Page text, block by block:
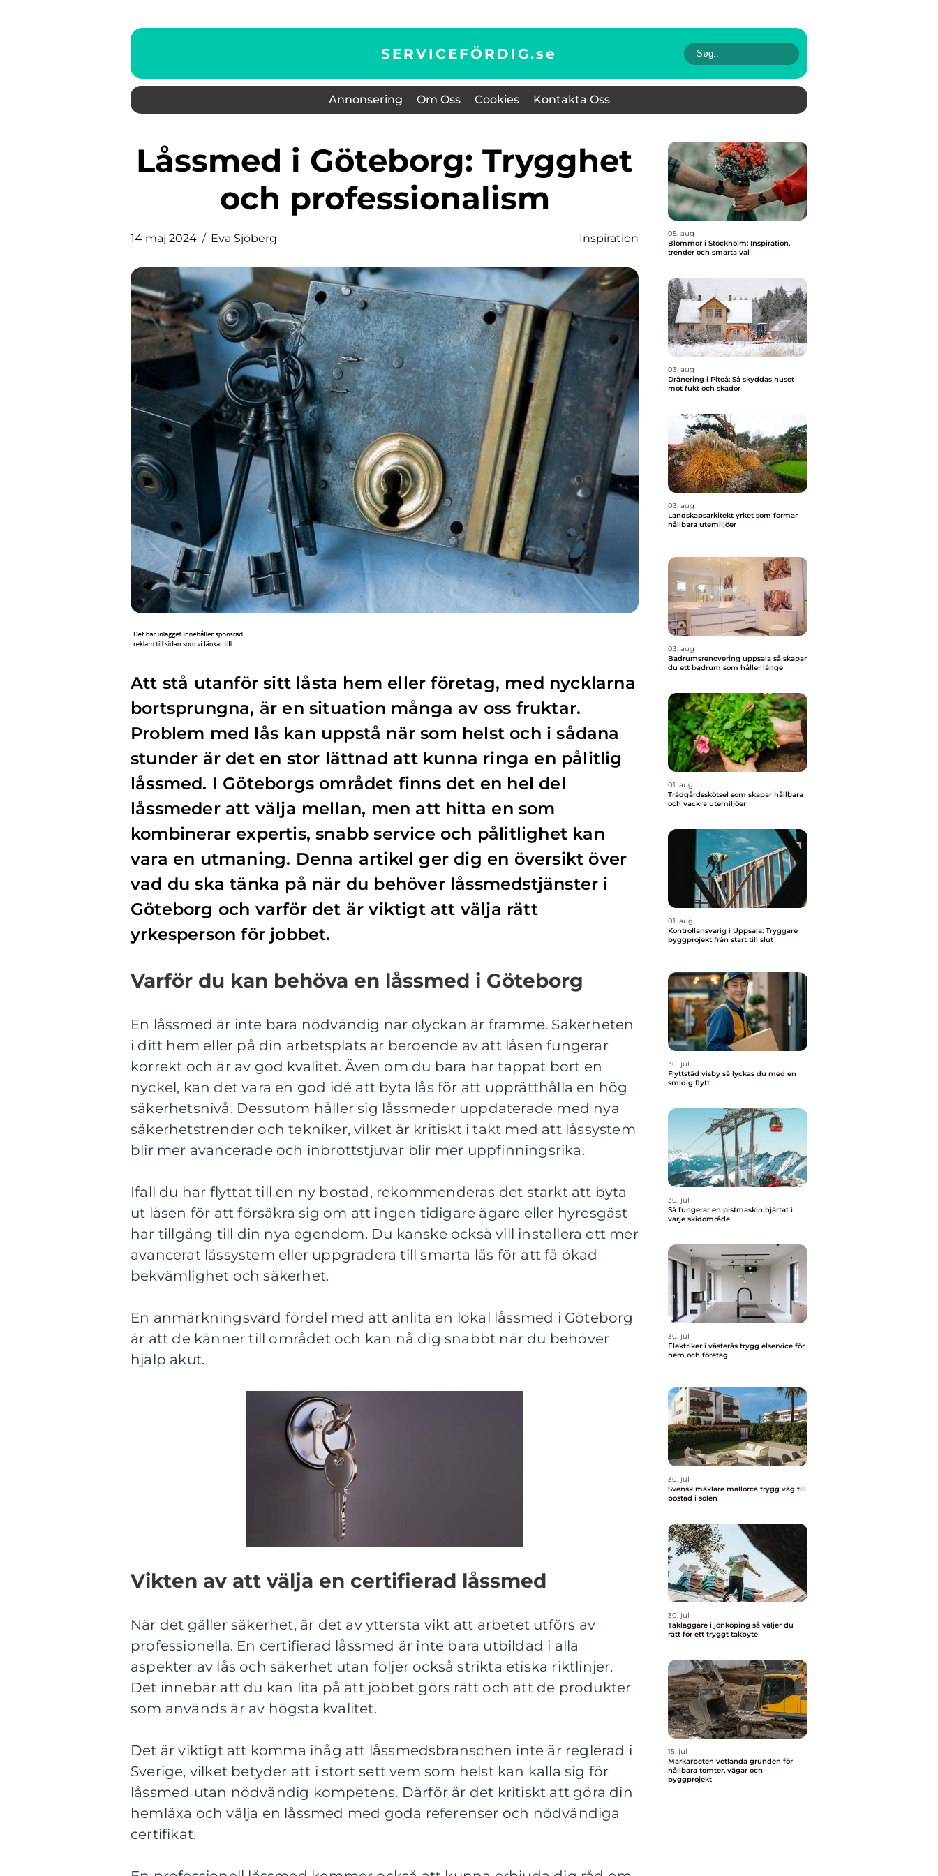
SERVICEFÖRDIG.se
Annonsering Om Oss Cookies Kontakta Oss
Låssmed i Göteborg: Trygghet
och professionalism
14 maj 2024 Eva Sjöberg Inspiration
Att stå utanför sitt låsta hem eller företag, med nycklarna
bortsprungna, är en situation många av oss fruktar.
Problem med lås kan uppstå när som helst och i sådana
stunder är det en stor lättnad att kunna ringa en pålitlig
låssmed. I Göteborgs området finns det en hel del
låssmeder att välja mellan, men att hitta en som
kombinerar expertis, snabb service och pålitlighet kan
vara en utmaning. Denna artikel ger dig en översikt över
vad du ska tänka på när du behöver låssmedstjänster i
Göteborg och varför det är viktigt att välja rätt
yrkesperson för jobbet.
Varför du kan behöva en låssmed i Göteborg
En låssmed är inte bara nödvändig när olyckan är framme. Säkerheten
i ditt hem eller på din arbetsplats är beroende av att låsen fungerar
korrekt och är av god kvalitet. Även om du bara har tappat bort en
nyckel, kan det vara en god idé att byta lås för att upprätthålla en hög
säkerhetsnivå. Dessutom håller sig låssmeder uppdaterade med nya
säkerhetstrender och tekniker, vilket är kritiskt i takt med att låssystem
blir mer avancerade och inbrottstjuvar blir mer uppfinningsrika.
Ifall du har flyttat till en ny bostad, rekommenderas det starkt att byta
ut låsen för att försäkra sig om att ingen tidigare ägare eller hyresgäst
har tillgång till din nya egendom. Du kanske också vill installera ett mer
avancerat låssystem eller uppgradera till smarta lås för att få ökad
bekvämlighet och säkerhet.
En anmärkningsvärd fördel med att anlita en lokal låssmed i Göteborg
är att de känner till området och kan nå dig snabbt när du behöver
hjälp akut.
Vikten av att välja en certifierad låssmed
När det gäller säkerhet, är det av yttersta vikt att arbetet utförs av
professionella. En certifierad låssmed är inte bara utbildad i alla
aspekter av lås och säkerhet utan följer också strikta etiska riktlinjer.
Det innebär att du kan lita på att jobbet görs rätt och att de produkter
som används är av högsta kvalitet.
Det är viktigt att komma ihåg att låssmedsbranschen inte är reglerad i
Sverige, vilket betyder att i stort sett vem som helst kan kalla sig för
låssmed utan nödvändig kompetens. Därför är det kritiskt att göra din
hemläxa och välja en låssmed med goda referenser och nödvändiga
certifikat.
05. aug
Blommor i Stockholm: Inspiration,
trender och smarta val
03. aug
Dränering i Piteå: Så skyddas huset
mot fukt och skador
03. aug
Landskapsarkitekt yrket som formar
hållbara utemiljöer
03. aug
Badrumsrenovering uppsala så skapar
du ett badrum som håller länge
01. aug
Trädgårdsskötsel som skapar hållbara
och vackra utemiljöer
01. aug
Kontrollansvarig i Uppsala: Tryggare
byggprojekt från start till slut
30. jul
Flyttstäd visby så lyckas du med en
smidig flytt
30. jul
Så fungerar en pistmaskin hjärtat i
varje skidområde
30. jul
Elektriker i västerås trygg elservice för
hem och företag
30. jul
Svensk mäklare mallorca trygg väg till
bostad i solen
30. jul
Takläggare i jönköping så väljer du
rätt för ett tryggt takbyte
15. jul
Markarbeten vetlanda grunden för
hållbara tomter, vägar och
byggprojekt